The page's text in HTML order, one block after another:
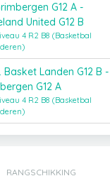
G12 A -
United G12 B
4 R2 B8 (Basketbal
Basket Landen G12 B
G12 A
4 R2 B8 (Basketbal
RANGSCHIKKING